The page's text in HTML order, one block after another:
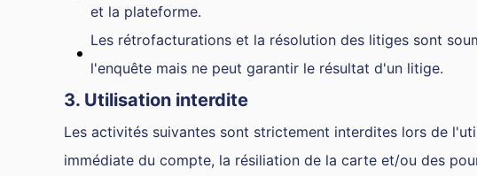
et la plateforme.
Les rétrofacturations et la résolution des litiges sont
l'enquête mais ne peut garantir le résultat d'un litige.
3. Utilisation interdite
Les activités suivantes sont strictement interdites lors de
immédiate du compte, la résiliation de la carte et/ou des